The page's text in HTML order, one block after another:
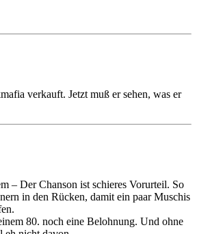
verkauft. Jetzt muß er sehen, was er
– Der Chanson ist schieres Vorurteil. So
in den Rücken, damit ein paar Muschis
80. noch eine Belohnung. Und ohne